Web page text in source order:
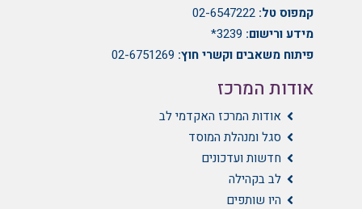
קמפוס טל: 02-6547222
מידע ורישום: 3239*
פיתוח משאבים וקשרי חוץ: 02-6751269
אודות המרכז
אודות המרכז האקדמי לב
סגל ומנהלת המוסד
חדשות ועדכונים
לב בקהילה
היו שותפים